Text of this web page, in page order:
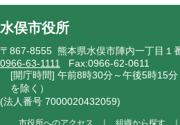
水俣市役所
〒867-8555 熊本県水俣市陣内一丁目１
0966-63-1111 Fax:0966-62-0611
[開庁時間] 午前8時30分～午後5時15
を除く）
(法人番号 7000020432059)
市役所へのアクセス 組織から探す